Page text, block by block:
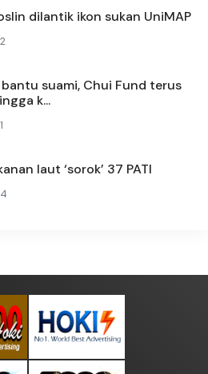
dilantik ikon sukan UniMAP
suami, Chui Fund terus
k...
laut ‘sorok’ 37 PATI